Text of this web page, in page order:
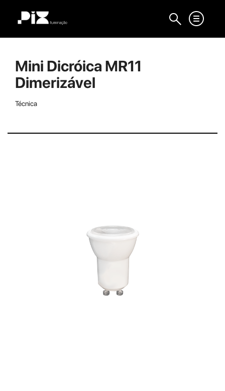
Mini Dicróica MR11
Dimerizável
Técnica